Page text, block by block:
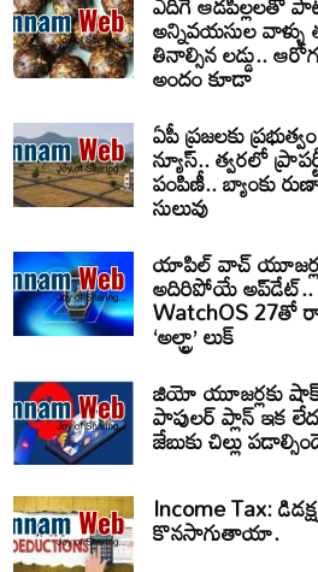
అన్నివయసుల వాళ్ళు
తినాల్సిన లడ్డు..
అందం కూడా
ఏపీ ప్రజలకు
న్యూస్.. త్వరలో
పంపిణీ.. బ్యాంకు
సులువు
యాపిల్ వాచ్
అదిరిపోయే అప్‌డేట్..
WatchOS 27తో
‘అల్ట్రా’ లుక్
జియో యూజర్లకు
పాపులర్ ప్లాన్ ఇక
జేబుకు చిల్లు
Income Tax:
కొనసాగుతాయా.